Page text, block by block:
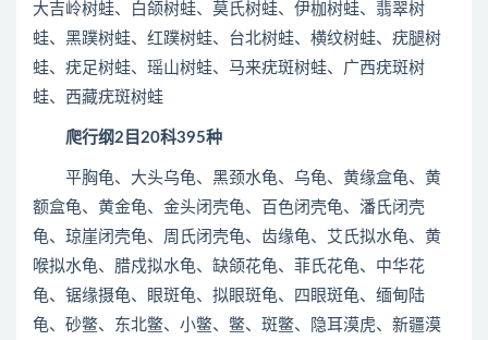
大吉岭树蛙、白颌树蛙、莫氏树蛙、伊枷树蛙、翡翠树
蛙、黑蹼树蛙、红蹼树蛙、台北树蛙、横纹树蛙、疣腿树
蛙、疣足树蛙、瑶山树蛙、马来疣斑树蛙、广西疣斑树
蛙、西藏疣斑树蛙
爬行纲2目20科395种
平胸龟、大头乌龟、黑颈水龟、乌龟、黄缘盒龟、黄
额盒龟、黄金龟、金头闭壳龟、百色闭壳龟、潘氏闭壳
龟、琼崖闭壳龟、周氏闭壳龟、齿缘龟、艾氏拟水龟、黄
喉拟水龟、腊戍拟水龟、缺颌花龟、菲氏花龟、中华花
龟、锯缘摄龟、眼斑龟、拟眼斑龟、四眼斑龟、缅甸陆
龟、砂鳖、东北鳖、小鳖、鳖、斑鳖、隐耳漠虎、新疆漠